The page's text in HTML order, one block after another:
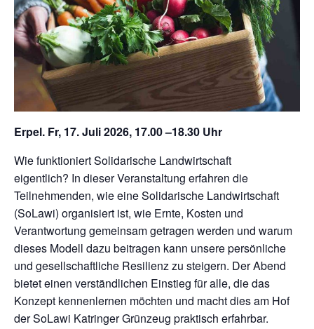
Erpel. Fr, 17. Juli 2026, 17.00 –18.30 Uhr
Wie funktioniert Solidarische Landwirtschaft
eigentlich? In dieser Veranstaltung erfahren die
Teilnehmenden, wie eine Solidarische Landwirtschaft
(SoLawi) organisiert ist, wie Ernte, Kosten und
Verantwortung gemeinsam getragen werden und warum
dieses Modell dazu beitragen kann unsere persönliche
und gesellschaftliche Resilienz zu steigern. Der Abend
bietet einen verständlichen Einstieg für alle, die das
Konzept kennenlernen möchten und macht dies am Hof
der SoLawi Katringer Grünzeug praktisch erfahrbar.